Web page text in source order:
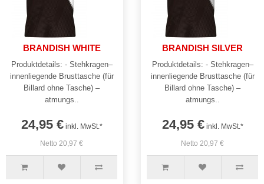
BRANDISH WHITE
Produktdetails: - Stehkragen–
innenliegende Brusttasche (für
Billard ohne Tasche) –
atmungs..
24,95 €inkl. MwSt.*
Netto 20,97 €
BRANDISH SILVER
Produktdetails: - Stehkragen–
innenliegende Brusttasche (für
Billard ohne Tasche) –
atmungs..
24,95 €inkl. MwSt.*
Netto 20,97 €